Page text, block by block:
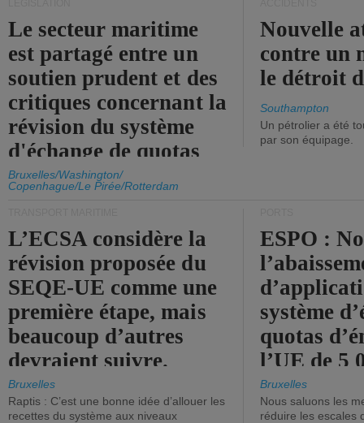
Le secteur maritime
est partagé entre un
soutien prudent et des
critiques concernant la
révision du système
d'échange de quotas
d'émission de l'UE.
Bruxelles/Washington/
Copenhague/Le Pirée/Rotterdam
Nouvelle
contre un
le détroit
Southampton
Un pétrolier a été
par son équipage.
L’ECSA considère la
révision proposée du
SEQE-UE comme une
première étape, mais
beaucoup d’autres
devraient suivre.
Bruxelles
Raptis : C’est une bonne idée d’allouer les
recettes du système aux niveaux
ESPO :
système
quotas
l’UE de 5
tonneaux
brute.
Bruxelles
Nous saluons les
réduire les escales